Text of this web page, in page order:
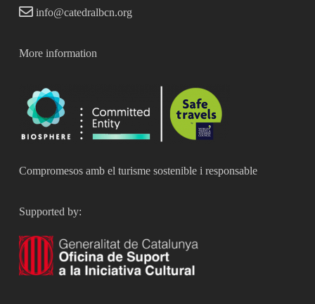
info@catedralbcn.org
More information
Compromesos amb el turisme sostenible i responsable
Supported by: